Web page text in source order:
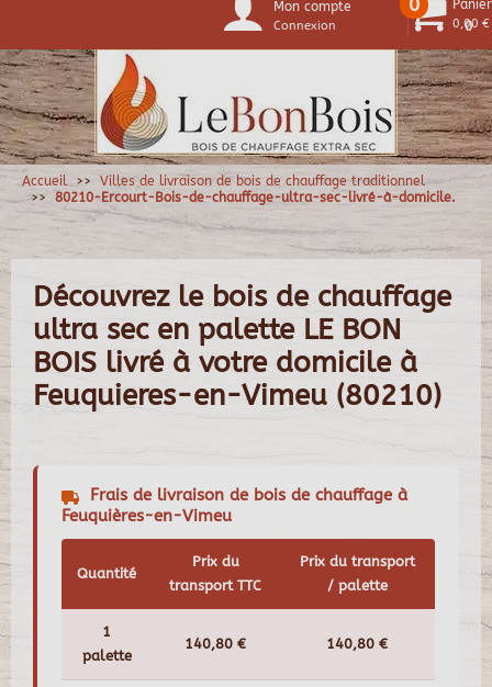
0
Mon compte
Connexion
0 Panier
0,00 €
Accueil
Villes de livraison de bois de chauffage traditionnel
80210-Ercourt-Bois-de-chauffage-ultra-sec-livré-à-domicile.
Découvrez le bois de chauffage
ultra sec en palette LE BON
BOIS livré à votre domicile à
Feuquieres-en-Vimeu (80210)
Frais de livraison de bois de chauffage à
Feuquières-en-Vimeu
Quantité
Prix du
transport TTC
Prix du transport
/ palette
1
palette
140,80 € 140,80 €